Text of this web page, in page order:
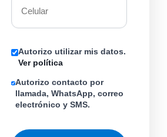
Autorizo utilizar mis datos.
Ver política
Autorizo contacto por
llamada, WhatsApp, correo
electrónico y SMS.